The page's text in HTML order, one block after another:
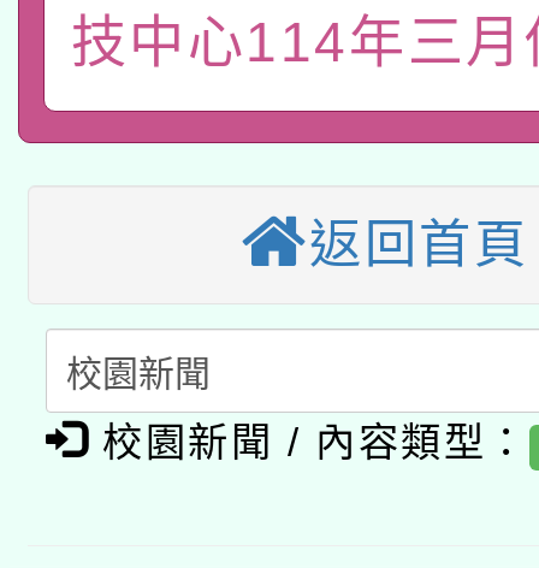
業技術研究院辦理「
動」
115年8月22日(星期六
開 智慧啟航」
2026年桃園地景藝術
本校115學年度第2次
招甄選結果公告(無人
適應運動共學行動站研
本館辦理115年度閱讀
暨閱讀推動專業研習
科技賦能─人工智慧
礎課程
A3數位素養講師名單
「數位內容與教學軟
技中心114年三
返回首頁
校園新聞 / 內容類型：